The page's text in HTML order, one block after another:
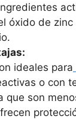
óxido de
ideales para
o con
que son